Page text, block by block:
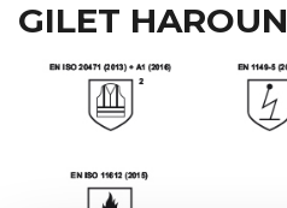
GILET HAROUN